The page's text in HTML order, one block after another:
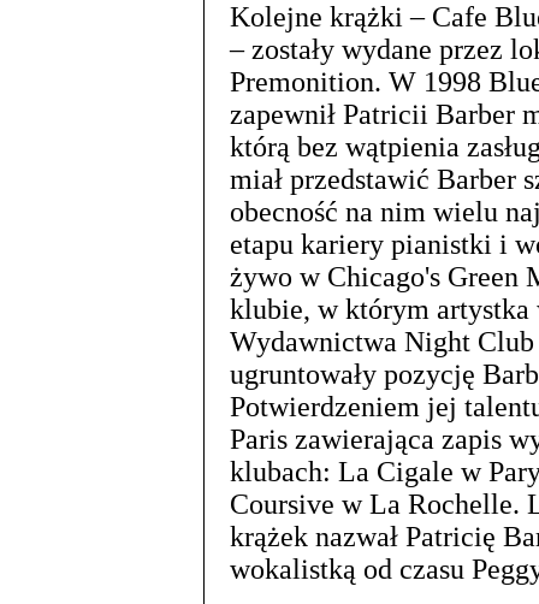
Kolejne krążki – Cafe
– zostały wydane przez
Premonition. W 1998
zapewnił Patricii Barber
którą bez wątpienia
miał przedstawić Barber
obecność na nim wielu
etapu kariery pianistki i
żywo w Chicago's Green
klubie, w którym artystka
Wydawnictwa Night
ugruntowały pozycję
Potwierdzeniem jej
Paris zawierająca zapis
klubach: La Cigale w
Coursive w La Rochelle.
krążek nazwał Patricię
wokalistką od czasu